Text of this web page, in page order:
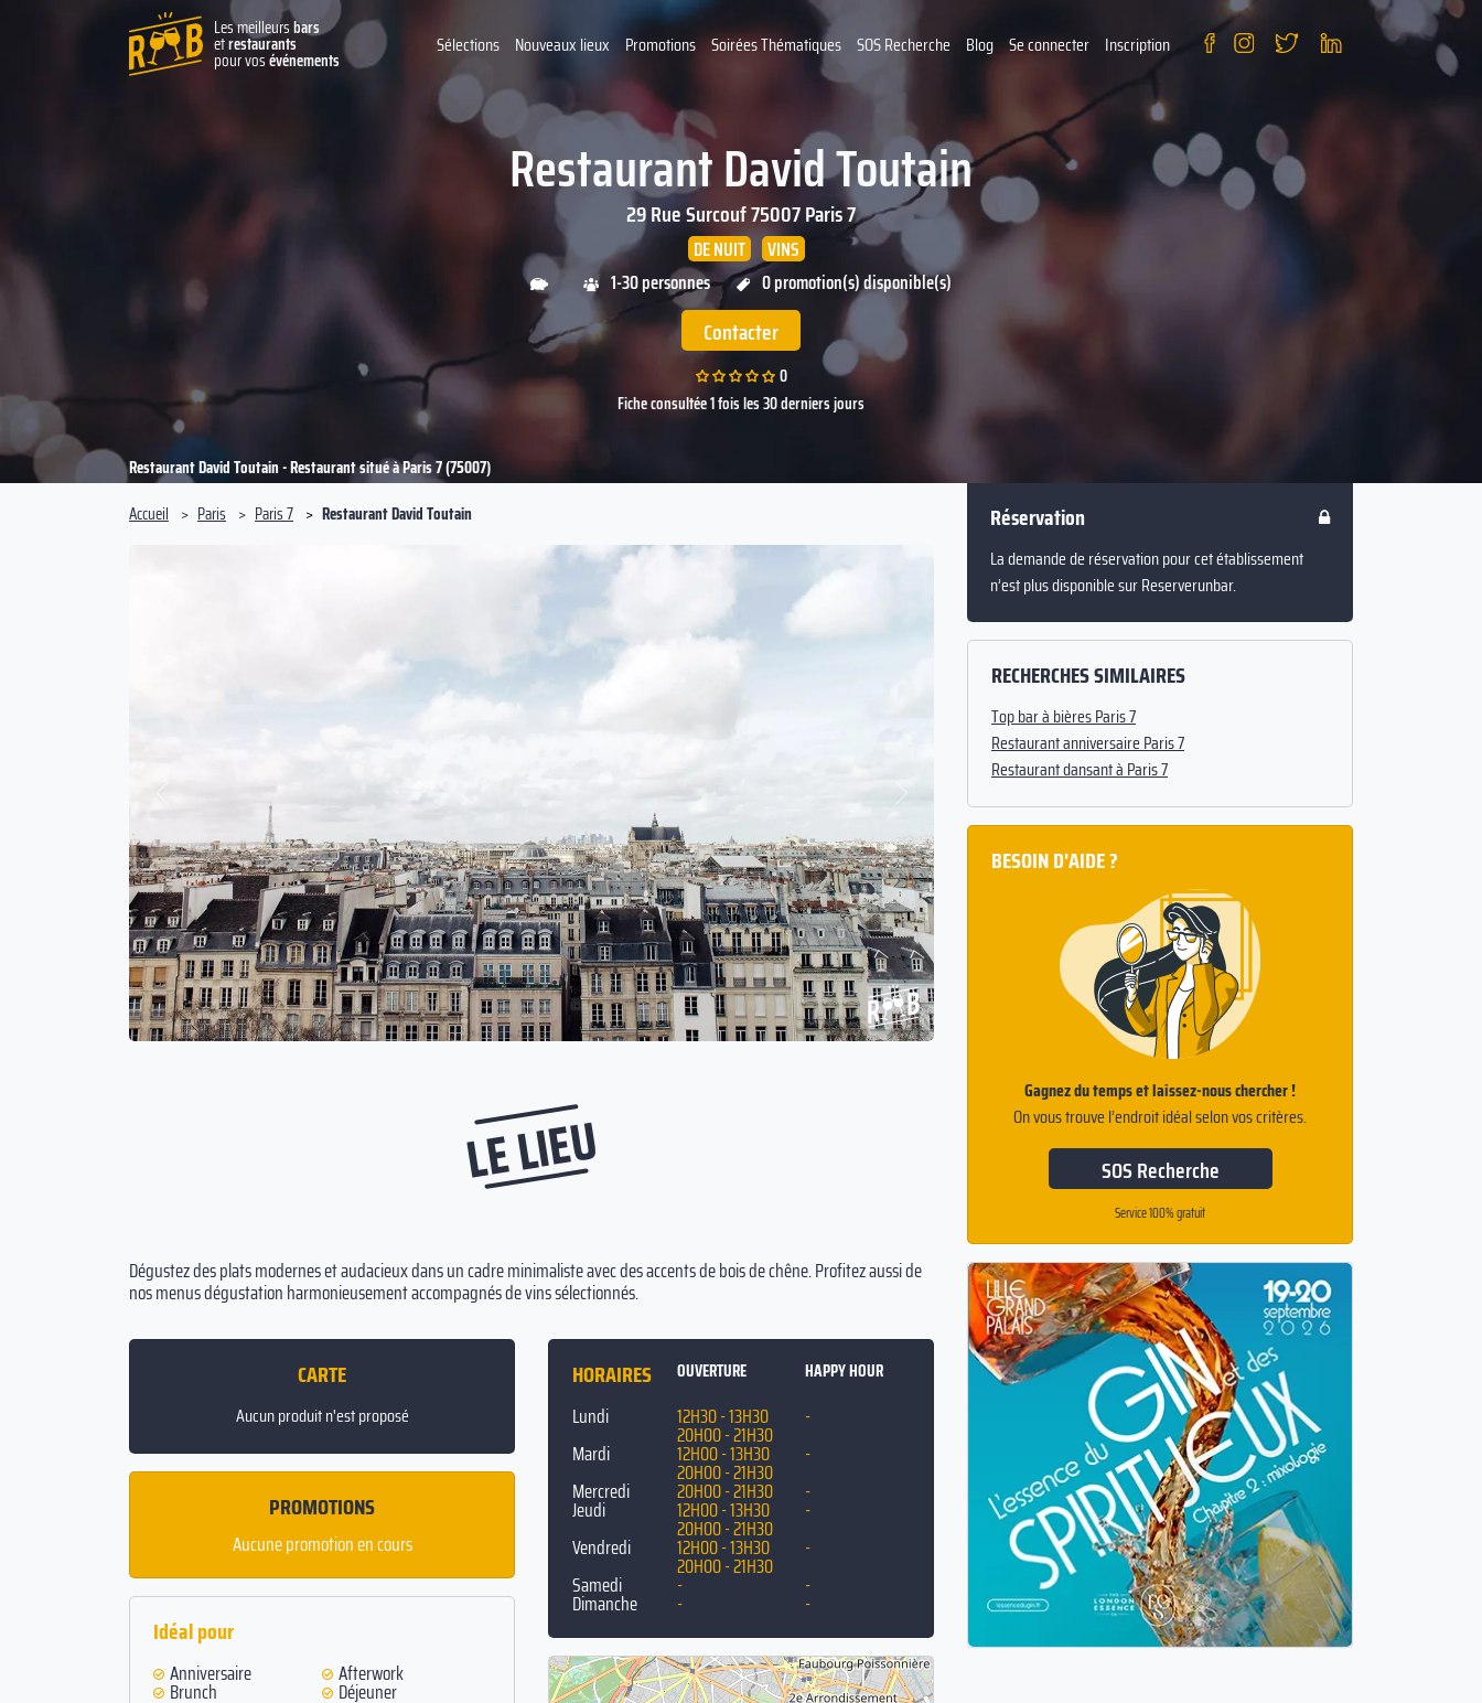
Les meilleursbars
etrestaurants
pour vosévénements
Sélections Nouveaux lieux Promotions Soirées Thématiques SOS Recherche Blog Se connecter Inscription
Restaurant David Toutain
29 Rue Surcouf75007Paris 7
DE NUIT
VINS
1-30 personnes
0 promotion(s) disponible(s)
Contacter
0
Fiche consultée 1 fois les 30 derniers jours
Restaurant David Toutain - Restaurant situé à Paris 7 (75007)
Accueil
Paris Paris 7 Restaurant David Toutain
LE LIEU
Dégustez des plats modernes et audacieux dans un cadre minimaliste avec des accents de bois de chêne. Profitez aussi de
nos menus dégustation harmonieusement accompagnés de vins sélectionnés.
CARTE
Aucun produit n'est proposé
PROMOTIONS
Aucune promotion en cours
Idéal pour
Anniversaire Afterwork
Brunch Déjeuner
HORAIRES OUVERTURE HAPPY HOUR
Lundi 12H30 - 13H30
20H00 - 21H30
-
Mardi
12H00 - 13H30
20H00 - 21H30
-
Mercredi
20H00 - 21H30 -
Jeudi 12H00 - 13H30
20H00 - 21H30
-
Vendredi
12H00 - 13H30
20H00 - 21H30
-
Samedi
- -
Dimanche - -
Réservation
La demande de réservation pour cet établissement
n’est plus disponible sur Reserverunbar.
RECHERCHES SIMILAIRES
Top bar à bières Paris 7
Restaurant anniversaire Paris 7
Restaurant dansant à Paris 7
BESOIN D'AIDE ?
Gagnez du temps et laissez-nous chercher !
On vous trouve l’endroit idéal selon vos critères.
SOS Recherche
Service 100% gratuit